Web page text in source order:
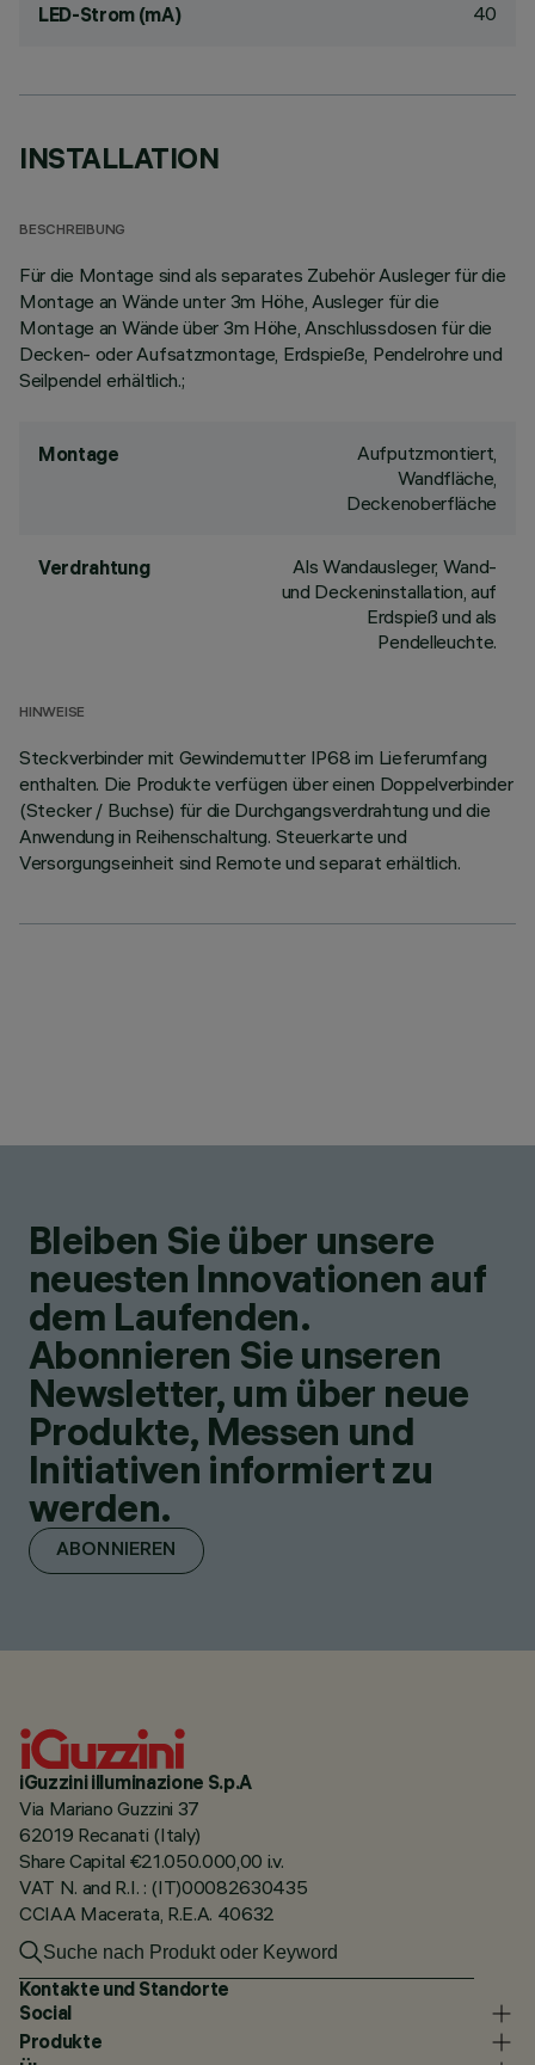
LED-Strom (mA) 40
INSTALLATION
BESCHREIBUNG
Für die Montage sind als separates Zubehör Ausleger für die
Montage an Wände unter 3m Höhe, Ausleger für die
Montage an Wände über 3m Höhe, Anschlussdosen für die
Decken- oder Aufsatzmontage, Erdspieße, Pendelrohre und
Seilpendel erhältlich.;
Montage
Aufputzmontiert,
Wandfläche,
Deckenoberfläche
Verdrahtung
Als Wandausleger, Wand-
und Deckeninstallation, auf
Erdspieß und als
Pendelleuchte.
HINWEISE
Steckverbinder mit Gewindemutter IP68 im Lieferumfang
enthalten. Die Produkte verfügen über einen Doppelverbinder
(Stecker / Buchse) für die Durchgangsverdrahtung und die
Anwendung in Reihenschaltung. Steuerkarte und
Versorgungseinheit sind Remote und separat erhältlich.
Bleiben Sie über unsere
neuesten Innovationen auf
dem Laufenden.
Abonnieren Sie unseren
Newsletter, um über neue
Produkte, Messen und
Initiativen informiert zu
werden.
ABONNIEREN
iGuzzini illuminazione S.p.A
Via Mariano Guzzini 37
62019 Recanati (Italy)
Share Capital €21.050.000,00 i.v.
VAT N. and R.I. : (IT)00082630435
CCIAA Macerata, R.E.A. 40632
Kontakte und Standorte
Social
Produkte